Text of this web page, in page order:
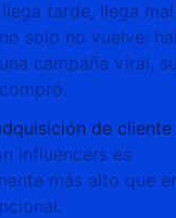
tarde, llega
solo no vuelve:
campaña viral,
de cliente
influencers es
más alto que